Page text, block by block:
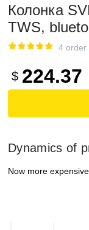
Колонка
TWS,
4 order
$ 224.37
Dynamics of
Now more